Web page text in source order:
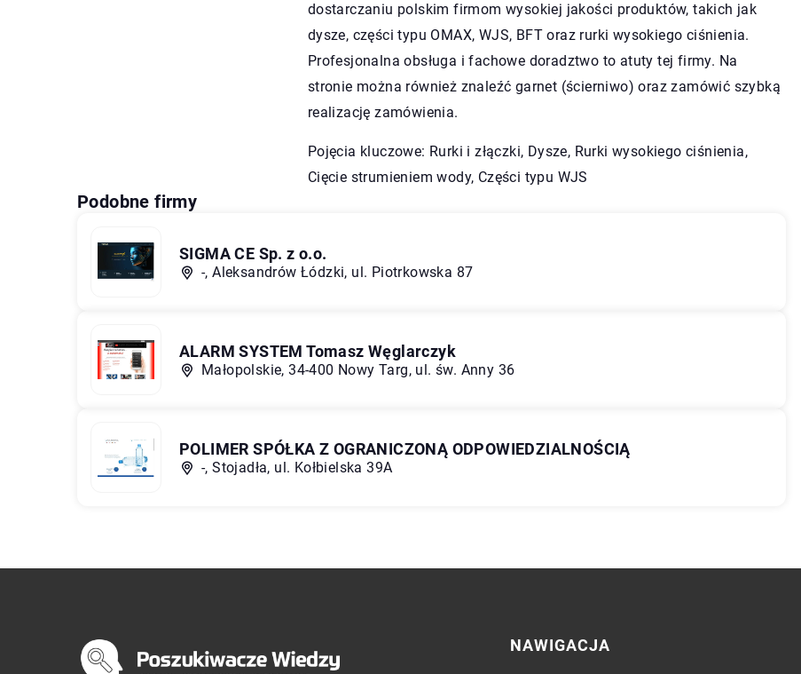
dostarczaniu polskim firmom wysokiej jakości produktów, takich jak
dysze, części typu OMAX, WJS, BFT oraz rurki wysokiego ciśnienia.
Profesjonalna obsługa i fachowe doradztwo to atuty tej firmy. Na
stronie można również znaleźć garnet (ścierniwo) oraz zamówić szybką
realizację zamówienia.
Pojęcia kluczowe: Rurki i złączki, Dysze, Rurki wysokiego ciśnienia,
Cięcie strumieniem wody, Części typu WJS
Podobne firmy
SIGMA CE Sp. z o.o.
-, Aleksandrów Łódzki, ul. Piotrkowska 87
ALARM SYSTEM Tomasz Węglarczyk
Małopolskie, 34-400 Nowy Targ, ul. św. Anny 36
POLIMER SPÓŁKA Z OGRANICZONĄ ODPOWIEDZIALNOŚCIĄ
-, Stojadła, ul. Kołbielska 39A
NAWIGACJA